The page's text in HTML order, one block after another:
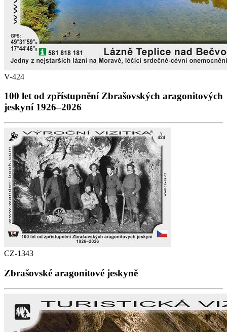
V-424
100 let od zpřístupnění Zbrašovských aragonitových
jeskyní 1926–2026
CZ-1343
Zbrašovské aragonitové jeskyně